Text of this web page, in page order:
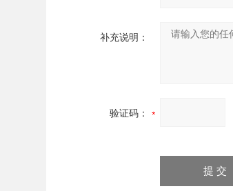
补充说明：
验证码：